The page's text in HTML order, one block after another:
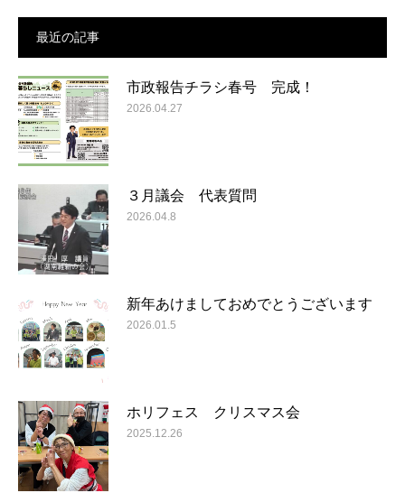
最近の記事
市政報告チラシ春号 完成！
2026.04.27
３月議会 代表質問
2026.04.8
新年あけましておめでとうございます
2026.01.5
ホリフェス クリスマス会
2025.12.26